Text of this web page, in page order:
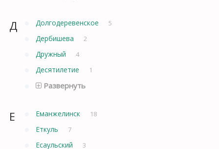
Д Долгодеревенское 5
Дербишева 2
Дружный 4
Десятилетие 1
Развернуть
Е Еманжелинск 18
Еткуль 7
Есаульский 3